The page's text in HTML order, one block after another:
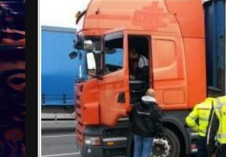
Treinkaartjes worden duurder,
abonnementen verdwijnen
9 months ago